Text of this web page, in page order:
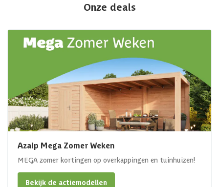
Onze deals
Azalp Mega Zomer Weken
MEGA zomer kortingen op overkappingen en tuinhuizen!
Bekijk de actiemodellen